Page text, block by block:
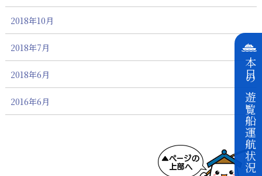
本日の遊覧船運航状況
2018年10月
2018年7月
2018年6月
2016年6月